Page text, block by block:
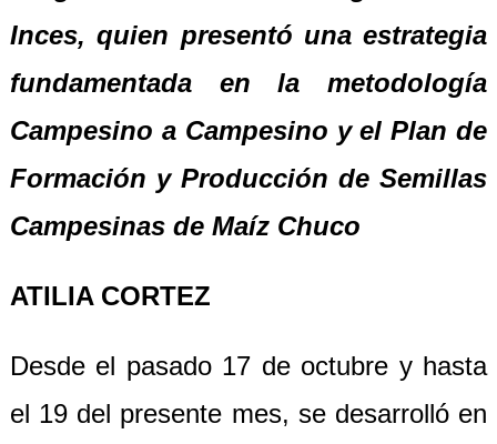
Inces, quien presentó una estrategia
fundamentada en la metodología
Campesino a Campesino y el Plan de
Formación y Producción de Semillas
Campesinas de Maíz Chuco
ATILIA CORTEZ
Desde el pasado 17 de octubre y hasta
el 19 del presente mes, se desarrolló en